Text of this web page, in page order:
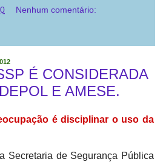
Nenhum comentário:
É CONSIDERADA
E AMESE.
é disciplinar o uso da
Secretaria de Segurança Pública